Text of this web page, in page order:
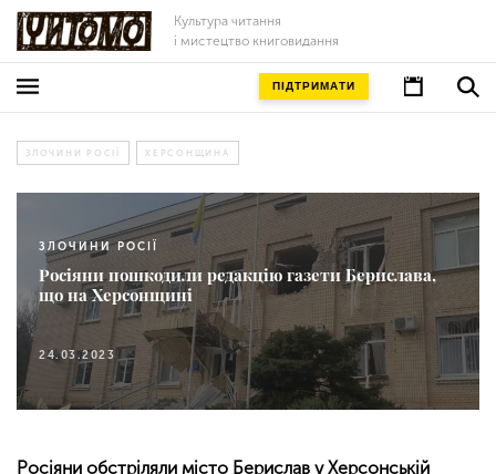
Культура читання
і мистецтво книговидання
ПІДТРИМАТИ
ЗЛОЧИНИ РОСІЇ ХЕРСОНЩИНА
ЗЛОЧИНИ РОСІЇ
Росіяни пошкодили редакцію газети Берислава,
що на Херсонщині
24.03.2023
Росіяни обстріляли місто Берислав у Херсонській